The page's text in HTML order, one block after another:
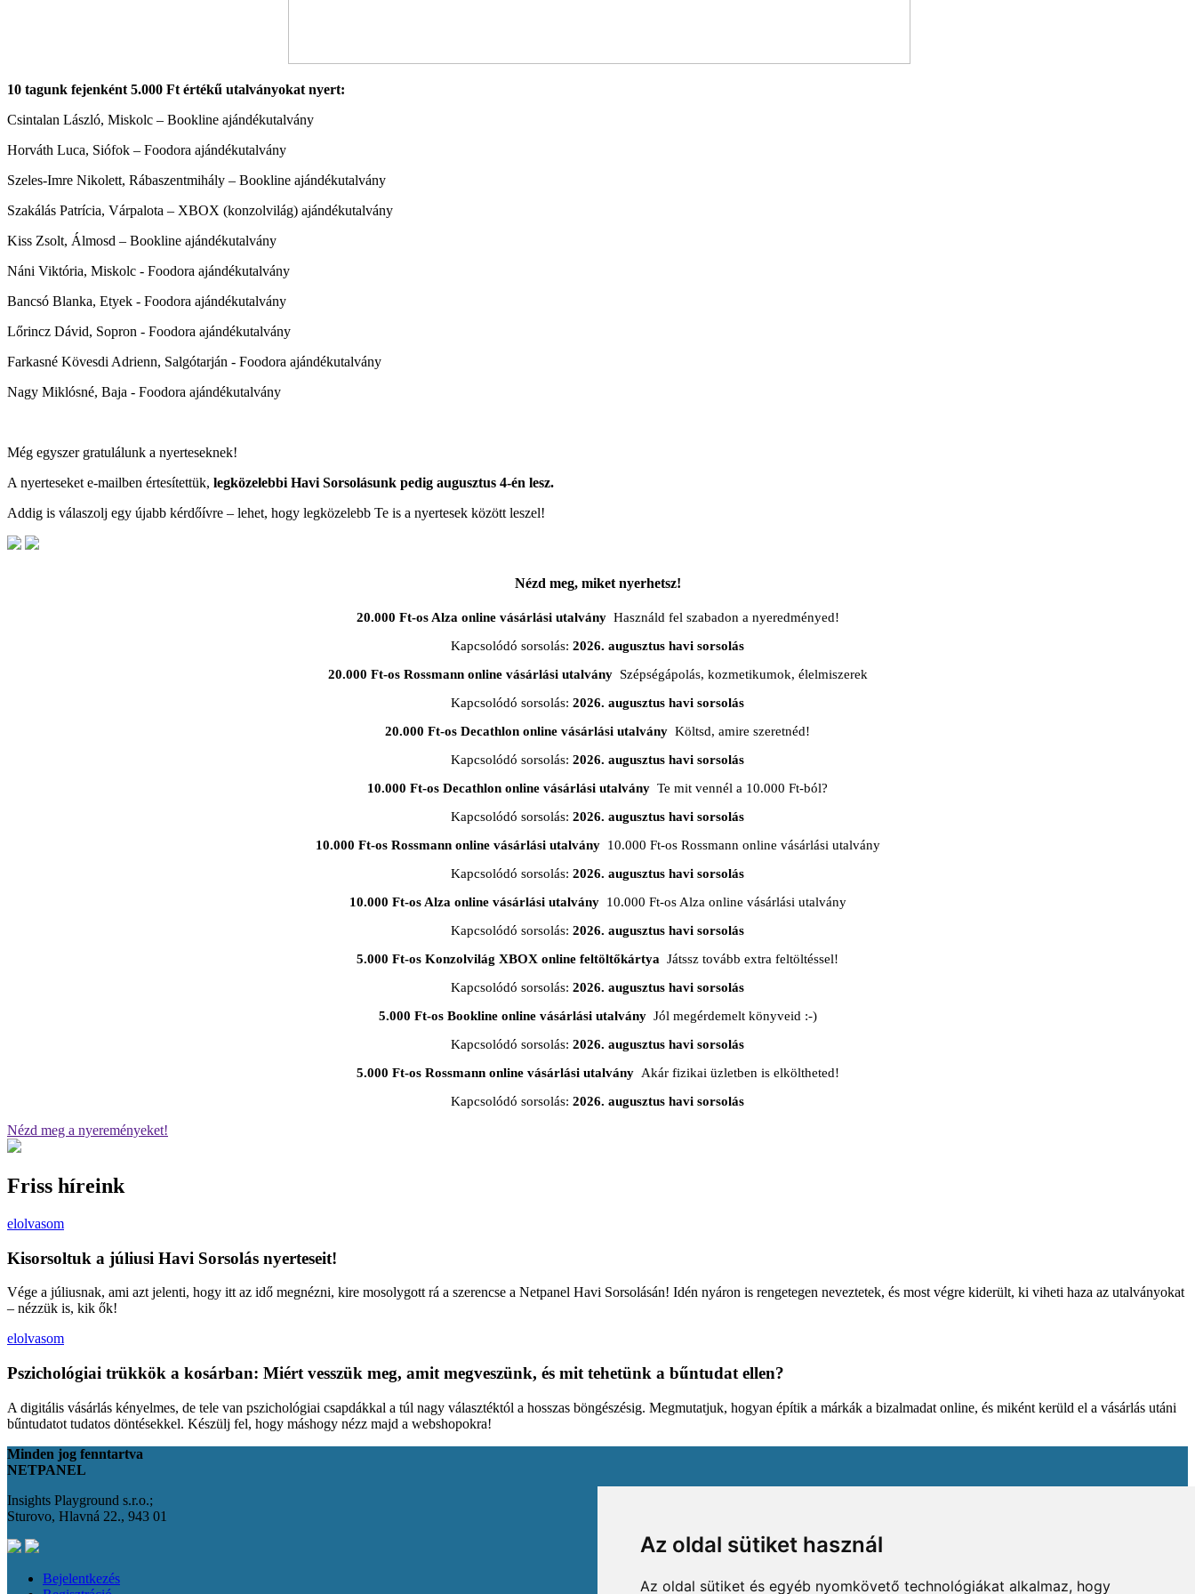
Az oldal sütiket használ
Az oldal sütiket és egyéb nyomkövető technológiákat alkalmaz, hogy
10 tagunk fejenként 5.000 Ft értékű utalványokat nyert:
Csintalan László, Miskolc – Bookline ajándékutalvány
Horváth Luca, Siófok – Foodora ajándékutalvány
Szeles-Imre Nikolett, Rábaszentmihály – Bookline ajándékutalvány
Szakálás Patrícia, Várpalota – XBOX (konzolvilág) ajándékutalvány
Kiss Zsolt, Álmosd – Bookline ajándékutalvány
Náni Viktória, Miskolc - Foodora ajándékutalvány
Bancsó Blanka, Etyek - Foodora ajándékutalvány
Lőrincz Dávid, Sopron - Foodora ajándékutalvány
Farkasné Kövesdi Adrienn, Salgótarján - Foodora ajándékutalvány
Nagy Miklósné, Baja - Foodora ajándékutalvány
Még egyszer gratulálunk a nyerteseknek!
A nyerteseket e-mailben értesítettük, legközelebbi Havi Sorsolásunk pedig augusztus 4-én lesz.
Addig is válaszolj egy újabb kérdőívre – lehet, hogy legközelebb Te is a nyertesek között leszel!
Nézd meg, miket nyerhetsz!
20.000 Ft-os Alza online vásárlási utalványHasználd fel szabadon a nyeredményed!
Kapcsolódó sorsolás: 2026. augusztus havi sorsolás
20.000 Ft-os Rossmann online vásárlási utalványSzépségápolás, kozmetikumok, élelmiszerek
Kapcsolódó sorsolás: 2026. augusztus havi sorsolás
20.000 Ft-os Decathlon online vásárlási utalvány Költsd, amire szeretnéd!
Kapcsolódó sorsolás: 2026. augusztus havi sorsolás
10.000 Ft-os Decathlon online vásárlási utalvány Te mit vennél a 10.000 Ft-ból?
Kapcsolódó sorsolás: 2026. augusztus havi sorsolás
10.000 Ft-os Rossmann online vásárlási utalvány10.000 Ft-os Rossmann online vásárlási utalvány
Kapcsolódó sorsolás: 2026. augusztus havi sorsolás
10.000 Ft-os Alza online vásárlási utalvány10.000 Ft-os Alza online vásárlási utalvány
Kapcsolódó sorsolás: 2026. augusztus havi sorsolás
5.000 Ft-os Konzolvilág XBOX online feltöltőkártya Játssz tovább extra feltöltéssel!
Kapcsolódó sorsolás: 2026. augusztus havi sorsolás
5.000 Ft-os Bookline online vásárlási utalványJól megérdemelt könyveid :-)
Kapcsolódó sorsolás: 2026. augusztus havi sorsolás
5.000 Ft-os Rossmann online vásárlási utalványAkár fizikai üzletben is elköltheted!
Kapcsolódó sorsolás: 2026. augusztus havi sorsolás
Nézd meg a nyereményeket!
Friss híreink
elolvasom
Kisorsoltuk a júliusi Havi Sorsolás nyerteseit!
Vége a júliusnak, ami azt jelenti, hogy itt az idő megnézni, kire mosolygott rá a szerencse a Netpanel Havi Sorsolásán! Idén nyáron is rengetegen neveztetek, és most végre kiderült, ki viheti haza az utalványokat
– nézzük is, kik ők!
elolvasom
Pszichológiai trükkök a kosárban: Miért vesszük meg, amit megveszünk, és mit tehetünk a bűntudat ellen?
A digitális vásárlás kényelmes, de tele van pszichológiai csapdákkal a túl nagy választéktól a hosszas böngészésig. Megmutatjuk, hogyan építik a márkák a bizalmadat online, és miként kerüld el a vásárlás utáni
bűntudatot tudatos döntésekkel. Készülj fel, hogy máshogy nézz majd a webshopokra!
Minden jog fenntartva
NETPANEL
Insights Playground s.r.o.;
Sturovo, Hlavná 22., 943 01
Bejelentkezés